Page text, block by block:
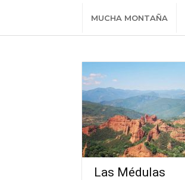
MUCHA MONTAÑA
Las Médulas